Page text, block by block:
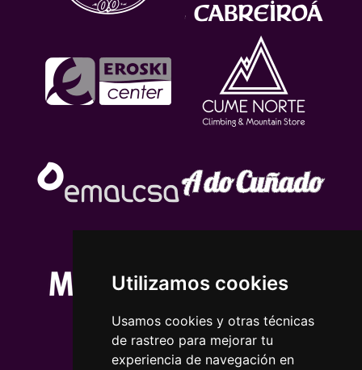
Utilizamos cookies
Usamos cookies y otras técnicas
de rastreo para mejorar tu
experiencia de navegación en